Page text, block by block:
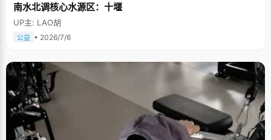
南水北调核心水源区：十堰
UP主: LAO胡
公益 • 2026/7/6